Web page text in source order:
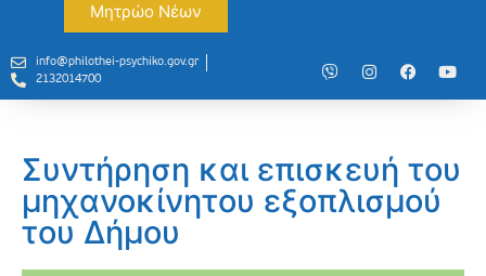
Μητρώο Νέων
info@philothei-psychiko.gov.gr
2132014700
Συντήρηση και επισκευή του
μηχανοκίνητου εξοπλισμού
του Δήμου